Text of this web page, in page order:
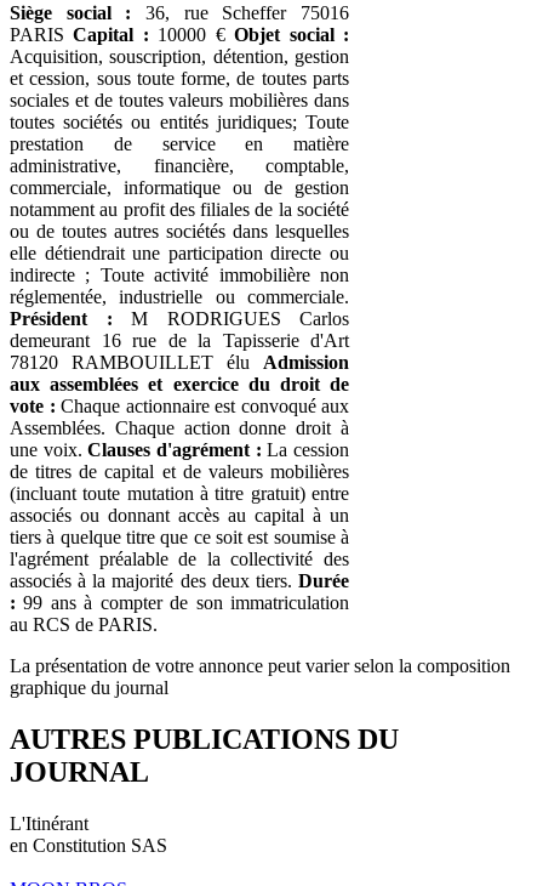
Siège social : 36, rue Scheffer 75016
PARISCapital : 10000 €Objet social :
Acquisition, souscription, détention, gestion
et cession, sous toute forme, de toutes parts
sociales et de toutes valeurs mobilières dans
toutes sociétés ou entités juridiques; Toute
prestation de service en matière
administrative, financière, comptable,
commerciale, informatique ou de gestion
notamment au profit des filiales de la société
ou de toutes autres sociétés dans lesquelles
elle détiendrait une participation directe ou
indirecte ; Toute activité immobilière non
réglementée, industrielle ou commerciale.
Président : M RODRIGUES Carlos
demeurant 16 rue de la Tapisserie d'Art
78120 RAMBOUILLET élu Admission
aux assemblées et exercice du droit de
vote : Chaque actionnaire est convoqué aux
Assemblées. Chaque action donne droit à
une voix.Clauses d'agrément : La cession
de titres de capital et de valeurs mobilières
(incluant toute mutation à titre gratuit) entre
associés ou donnant accès au capital à un
tiers à quelque titre que ce soit est soumise à
l'agrément préalable de la collectivité des
associés à la majorité des deux tiers. Durée
: 99 ans à compter de son immatriculation
au RCS de PARIS.
La présentation de votre annonce peut varier selon la composition
graphique du journal
AUTRES PUBLICATIONS DU
JOURNAL
L'Itinérant
en Constitution SAS